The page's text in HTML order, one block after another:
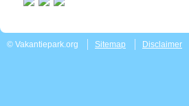
© Vakantiepark.org Sitemap Disclaimer